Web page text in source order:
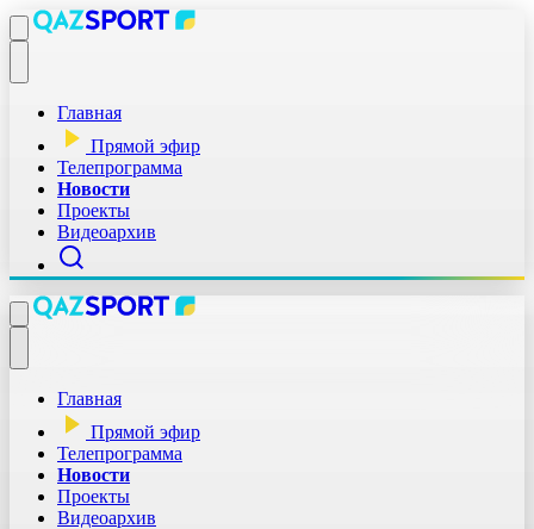
Главная
Прямой эфир
Телепрограмма
Новости
Проекты
Видеоархив
Главная
Прямой эфир
Телепрограмма
Новости
Проекты
Видеоархив